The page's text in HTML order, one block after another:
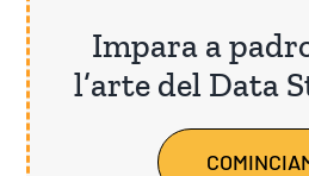
Impara a
l’arte del Data